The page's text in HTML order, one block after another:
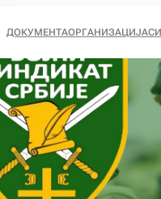
ДОКУМЕНТАОРГАНИЗАЦИЈА